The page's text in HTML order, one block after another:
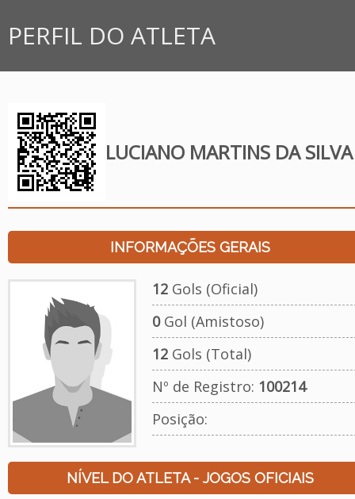
PERFIL DO ATLETA
LUCIANO MARTINS DA SILVA
INFORMAÇÕES GERAIS
12Gols (Oficial)
0Gol (Amistoso)
12Gols (Total)
Nº de Registro: 100214
Posição:
NÍVEL DO ATLETA - JOGOS OFICIAIS